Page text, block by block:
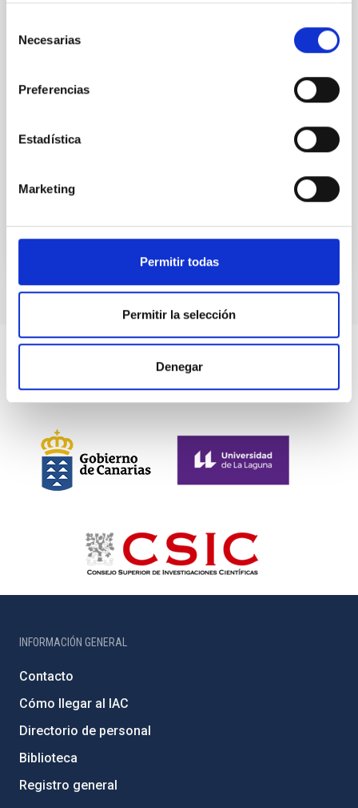
Necesarias
Preferencias
Estadística
Marketing
Permitir todas
Permitir la selección
Denegar
(SMBH) activity on habitability has garnered
(AGN) winds, particularly ultrafast outflows (UFOs),
investigating the relationship between SMBH mass
Waas, Jourdan et al.
INFORMACIÓN GENERAL
Contacto
Cómo llegar al IAC
Directorio de personal
Biblioteca
Registro general